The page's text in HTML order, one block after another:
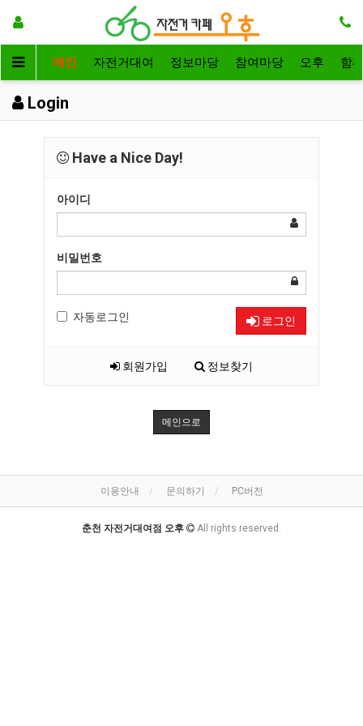
메인 자전거대여 정보마당 참여마당 오후 함
Login
Have a Nice Day!
아이디
비밀번호
자동로그인 로그인
회원가입 정보찾기
메인으로
이용안내 문의하기 PC버전
춘천 자전거대여점 오후 All rights reserved.